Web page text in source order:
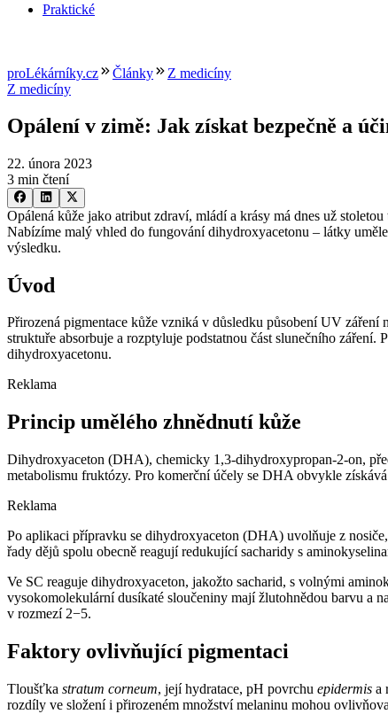
Praktické
proLékárníky.cz Články
Z medicíny
Z medicíny
Opálení v zimě: Jak získat bezpečně a
22. února 2023
3 min čtení
Opálená kůže jako atribut zdraví, mládí a krásy má dnes už
Nabízíme malý vhled do fungování dihydroxyacetonu –⁠ látky
výsledku.
Úvod
Přirozená pigmentace kůže vzniká v důsledku působení UV záření
struktuře absorbuje a rozptyluje podstatnou část slunečního
dihydroxyacetonu.
Reklama
Princip umělého zhnědnutí kůže
Dihydroxyaceton (DHA), chemicky 1,3-dihydroxypropan-2-on,
metabolismu fruktózy. Pro komerční účely se DHA obvykle
Reklama
Po aplikaci přípravku se dihydroxyaceton (DHA) uvolňuje z
řady dějů spolu obecně reagují redukující sacharidy s
Ve SC reaguje dihydroxyaceton, jakožto sacharid, s volnými
vysokomolekulární dusíkaté sloučeniny mají žlutohnědou barvu a
v rozmezí 2−5.
Faktory ovlivňující pigmentaci
Tloušťka stratum corneum, její hydratace, pH povrchu epidermis a
rozdíly ve složení i přirozeném množství melaninu mohou